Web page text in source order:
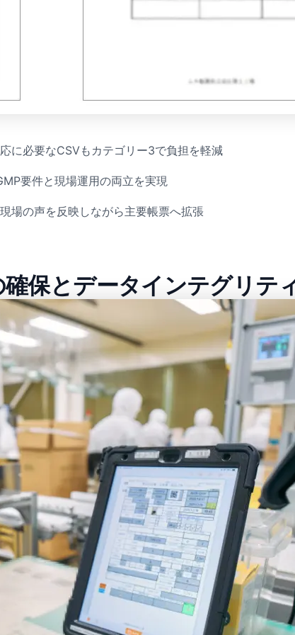
に必要なCSVもカテゴリー3で負担を軽減
要件と現場運用の両立を実現
場の声を反映しながら主要帳票へ拡張
確保とデータインテグリテ